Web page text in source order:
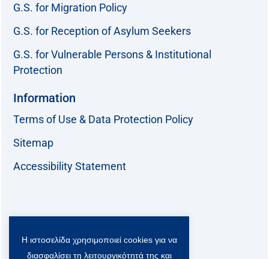
G.S. for Migration Policy
G.S. for Reception of Asylum Seekers
G.S. for Vulnerable Persons & Institutional
Protection
Information
Terms of Use & Data Protection Policy
Sitemap
Accessibility Statement
F
a
T
w
L
i
Y
o
Η ιστοσελίδα χρησιμοποιεί cookies για να
διασφαλίσει τη λειτουργικότητά της και